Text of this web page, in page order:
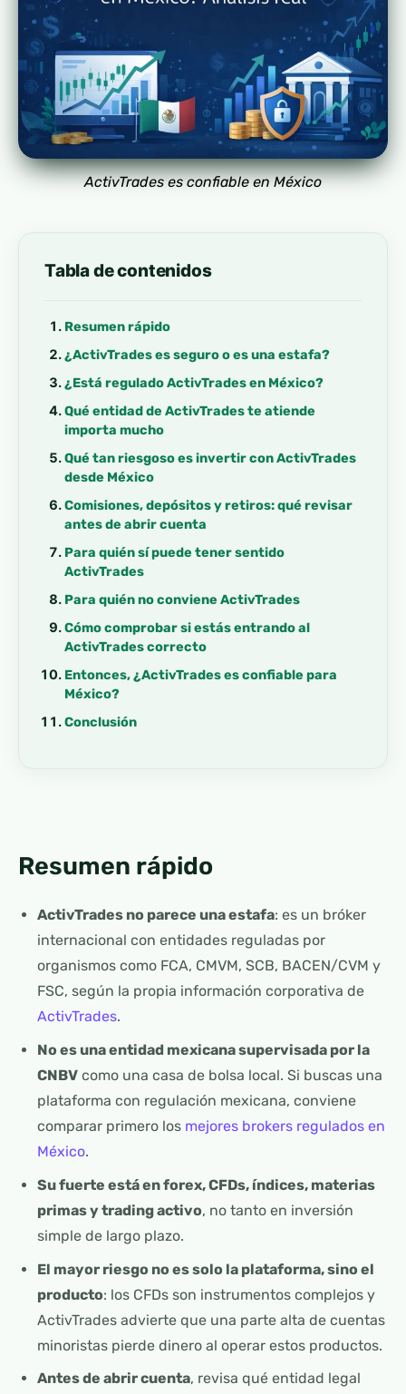
ActivTrades es confiable en México
Tabla de contenidos
Resumen rápido
¿ActivTrades es seguro o es una estafa?
¿Está regulado ActivTrades en México?
Qué entidad de ActivTrades te atiende
importa mucho
Qué tan riesgoso es invertir con ActivTrades
desde México
Comisiones, depósitos y retiros: qué revisar
antes de abrir cuenta
Para quién sí puede tener sentido
ActivTrades
Para quién no conviene ActivTrades
Cómo comprobar si estás entrando al
ActivTrades correcto
Entonces, ¿ActivTrades es confiable para
México?
Conclusión
Resumen rápido
ActivTrades no parece una estafa: es un bróker
internacional con entidades reguladas por
organismos como FCA, CMVM, SCB, BACEN/CVM y
FSC, según la propia información corporativa de
ActivTrades.
No es una entidad mexicana supervisada por la
CNBVcomo una casa de bolsa local. Si buscas una
plataforma con regulación mexicana, conviene
comparar primero los mejores brokers regulados en
México.
Su fuerte está en forex, CFDs, índices, materias
primas y trading activo, no tanto en inversión
simple de largo plazo.
El mayor riesgo no es solo la plataforma, sino el
producto: los CFDs son instrumentos complejos y
ActivTrades advierte que una parte alta de cuentas
minoristas pierde dinero al operar estos productos.
Antes de abrir cuenta, revisa qué entidad legal